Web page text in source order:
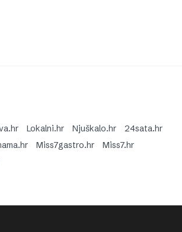
Lokalni.hr Njuškalo.hr
24sata.hr
Miss7gastro.hr
Miss7.hr